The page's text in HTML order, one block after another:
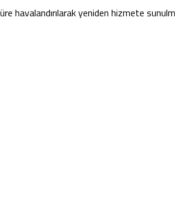
havalandırılarak yeniden hizmete